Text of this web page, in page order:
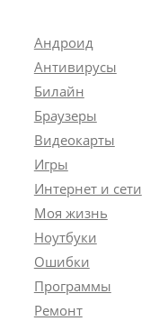
Андроид
Антивирусы
Билайн
Браузеры
Видеокарты
Игры
Интернет и сети
Моя жизнь
Ноутбуки
Ошибки
Программы
Ремонт